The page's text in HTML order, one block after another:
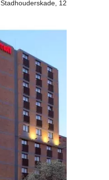
Stadhouderskade, 12 - אמסטרדם